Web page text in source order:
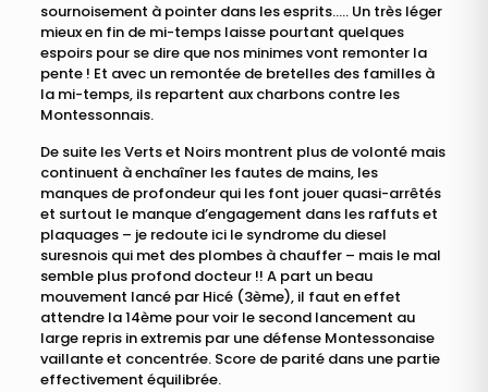
sournoisement à pointer dans les esprits….. Un très léger
mieux en fin de mi-temps laisse pourtant quelques
espoirs pour se dire que nos minimes vont remonter la
pente ! Et avec un remontée de bretelles des familles à
la mi-temps, ils repartent aux charbons contre les
Montessonnais.
De suite les Verts et Noirs montrent plus de volonté mais
continuent à enchaîner les fautes de mains, les
manques de profondeur qui les font jouer quasi-arrêtés
et surtout le manque d’engagement dans les raffuts et
plaquages – je redoute ici le syndrome du diesel
suresnois qui met des plombes à chauffer – mais le mal
semble plus profond docteur !! A part un beau
mouvement lancé par Hicé (3ème), il faut en effet
attendre la 14ème pour voir le second lancement au
large repris in extremis par une défense Montessonaise
vaillante et concentrée. Score de parité dans une partie
effectivement équilibrée.